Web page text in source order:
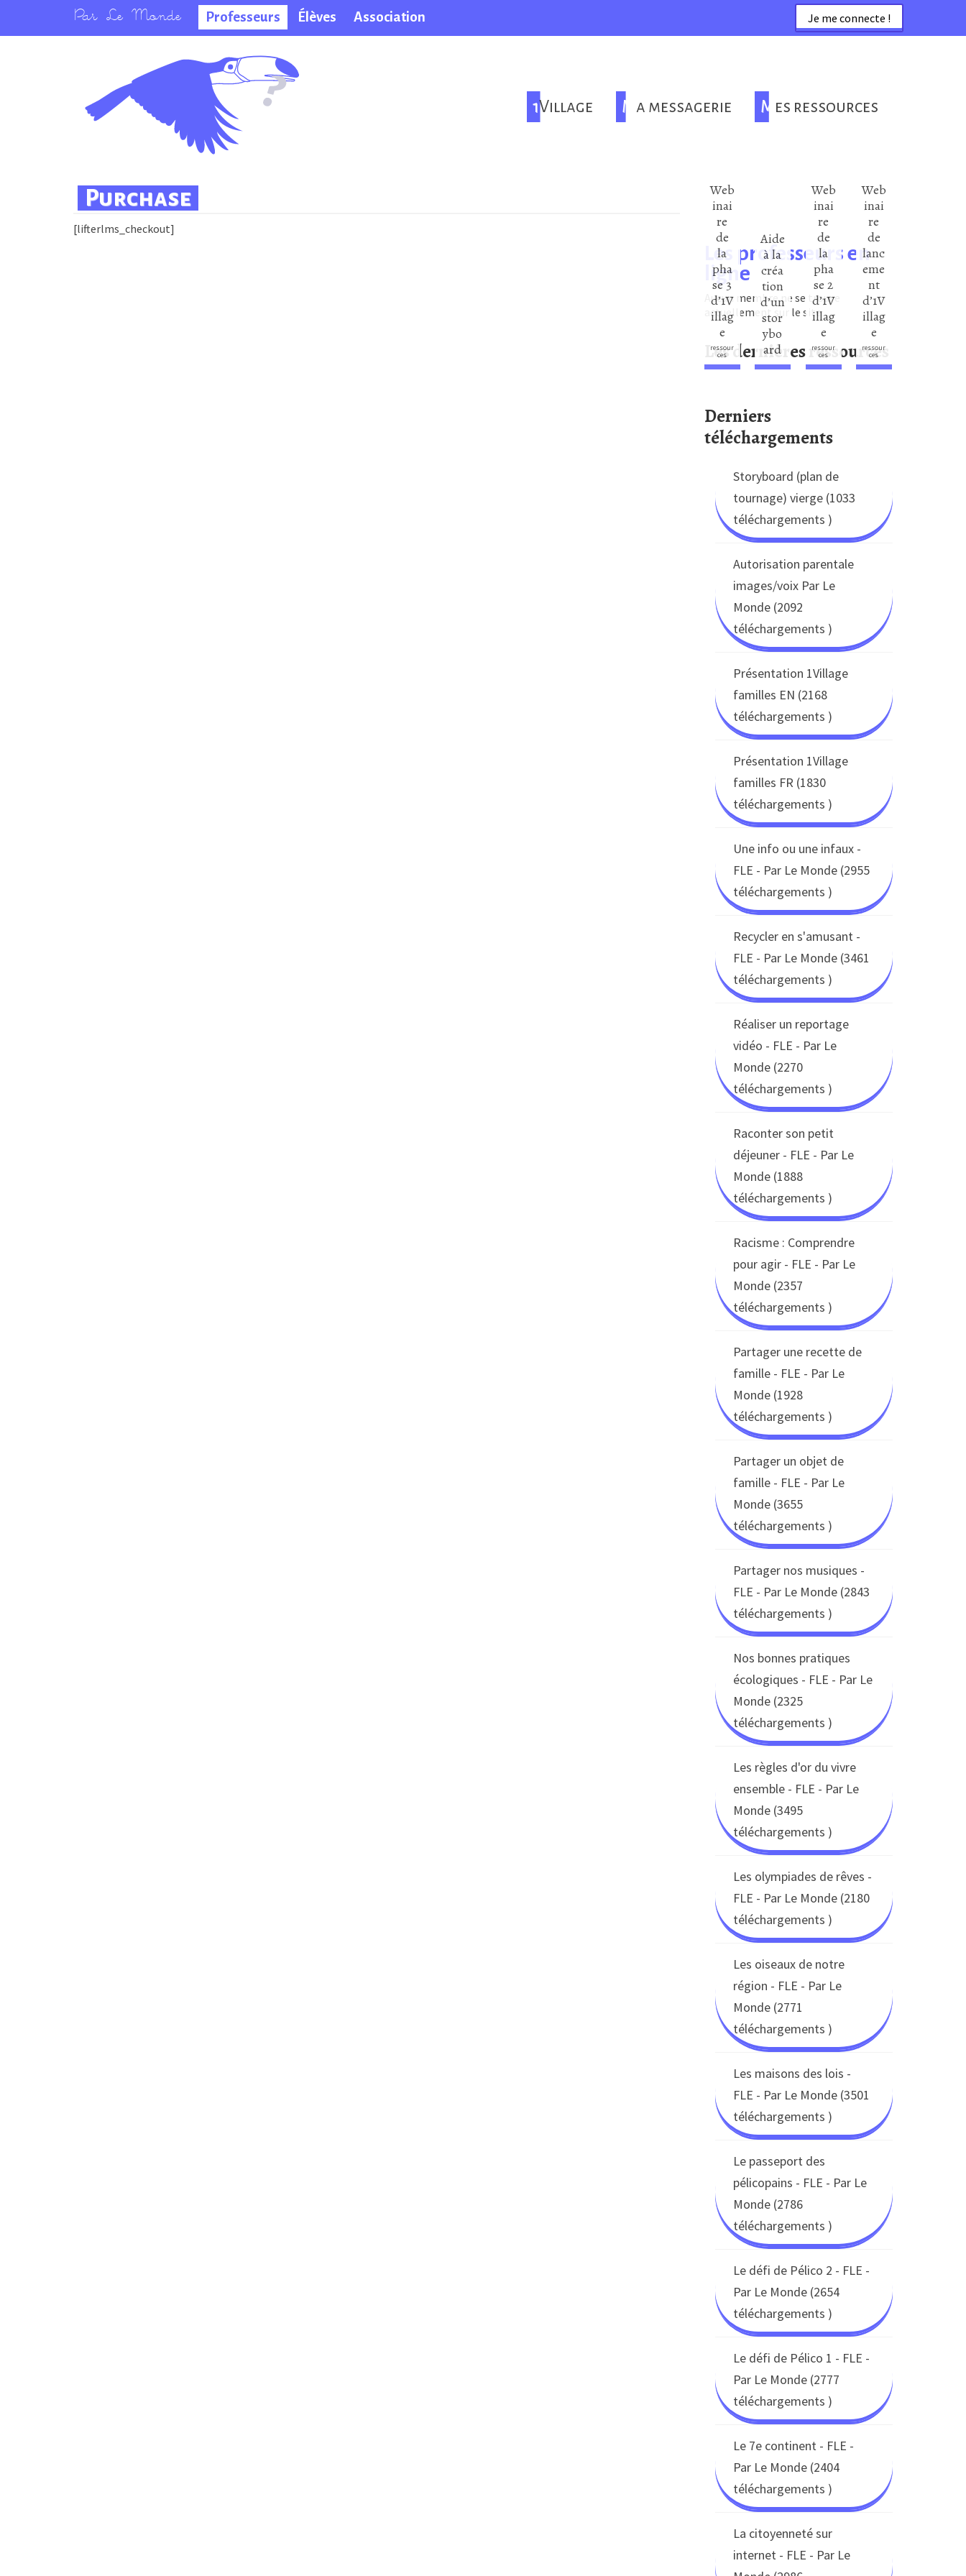
Professeurs Élèves Association Je me connecte !
La salle des
professeurs 1Village Ma messagerie Mes ressources
Purchase
[lifterlms_checkout]
Les professeurs en
ligne
Aucun membre ne se trouve
actuellement sur le site
Les dernières ressources
Web
inai
re
de
la
pha
se 3
d’1V
illag
e
ressour
ces
Aide
à la
créa
tion
d’un
stor
ybo
ard
Web
inai
re
de
la
pha
se 2
d’1V
illag
e
ressour
ces
Web
inai
re
de
lanc
eme
nt
d’1V
illag
e
ressour
ces
Derniers
téléchargements
Storyboard (plan de
tournage) vierge (1033
téléchargements )
Autorisation parentale
images/voix Par Le
Monde (2092
téléchargements )
Présentation 1Village
familles EN (2168
téléchargements )
Présentation 1Village
familles FR (1830
téléchargements )
Une info ou une infaux -
FLE - Par Le Monde (2955
téléchargements )
Recycler en s'amusant -
FLE - Par Le Monde (3461
téléchargements )
Réaliser un reportage
vidéo - FLE - Par Le
Monde (2270
téléchargements )
Raconter son petit
déjeuner - FLE - Par Le
Monde (1888
téléchargements )
Racisme : Comprendre
pour agir - FLE - Par Le
Monde (2357
téléchargements )
Partager une recette de
famille - FLE - Par Le
Monde (1928
téléchargements )
Partager un objet de
famille - FLE - Par Le
Monde (3655
téléchargements )
Partager nos musiques -
FLE - Par Le Monde (2843
téléchargements )
Nos bonnes pratiques
écologiques - FLE - Par Le
Monde (2325
téléchargements )
Les règles d'or du vivre
ensemble - FLE - Par Le
Monde (3495
téléchargements )
Les olympiades de rêves -
FLE - Par Le Monde (2180
téléchargements )
Les oiseaux de notre
région - FLE - Par Le
Monde (2771
téléchargements )
Les maisons des lois -
FLE - Par Le Monde (3501
téléchargements )
Le passeport des
pélicopains - FLE - Par Le
Monde (2786
téléchargements )
Le défi de Pélico 2 - FLE -
Par Le Monde (2654
téléchargements )
Le défi de Pélico 1 - FLE -
Par Le Monde (2777
téléchargements )
Le 7e continent - FLE -
Par Le Monde (2404
téléchargements )
La citoyenneté sur
internet - FLE - Par Le